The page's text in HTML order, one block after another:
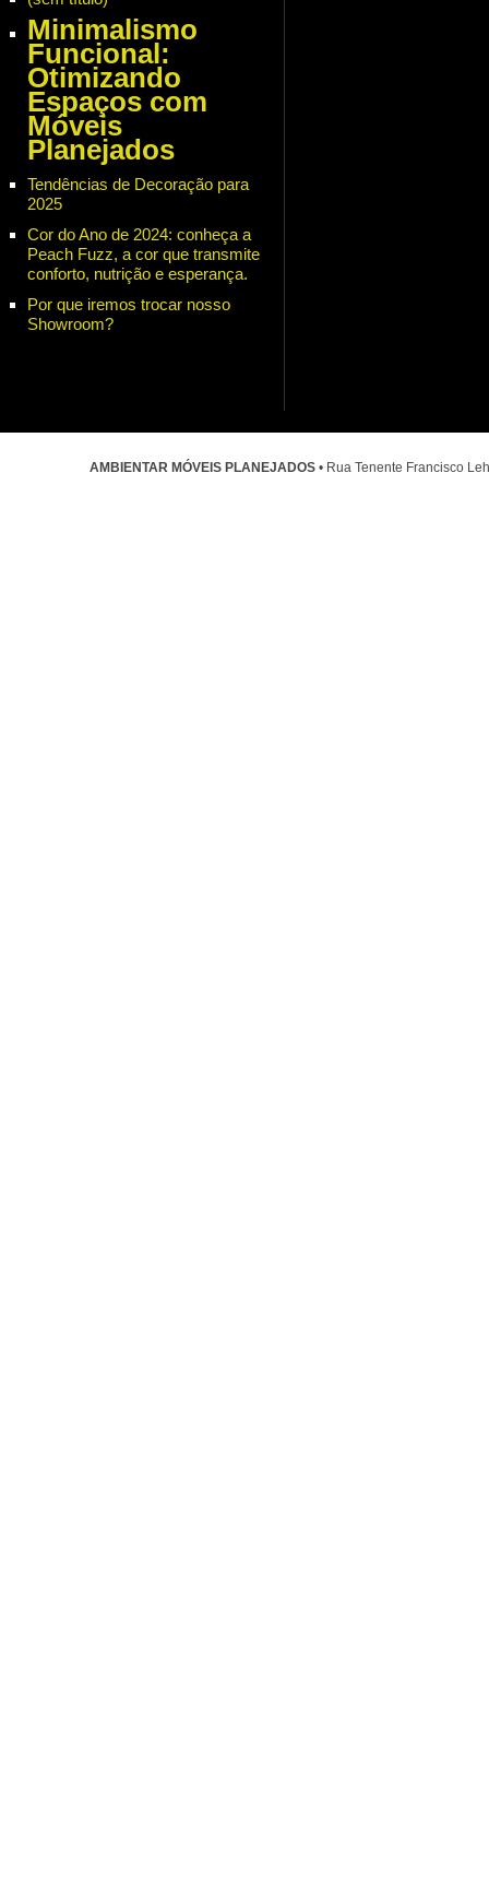
Minimalismo
Funcional:
Otimizando
Espaços com
Móveis
Planejados
Tendências de Decoração para
2025
Cor do Ano de 2024: conheça a
Peach Fuzz, a cor que transmite
conforto, nutrição e esperança.
Por que iremos trocar nosso
Showroom?
AMBIENTAR MÓVEIS PLANEJADOS • Rua Tenente Francisco